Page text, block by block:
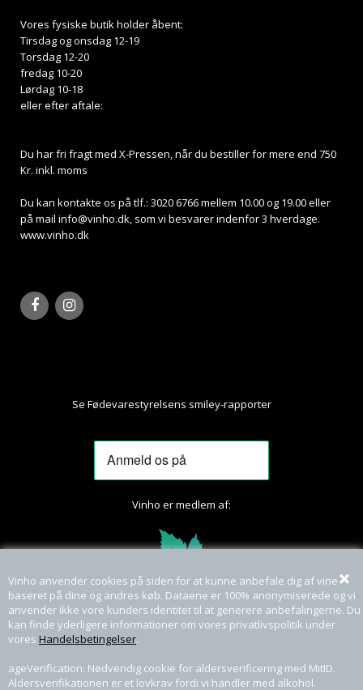
Vinho anvender cookies på siden for at kunne anbefale dig af vine
baseret på dine og andres køb. Dataene er 100% anonymiserede og vi
anvender ikke vore kunders identitet til at generere anbefalingerne. Du
kan finde yderligere informationer om vores privatlivspolitik under
vores Handelsbetingelser.
ageVerification: Nødvendig cookie for aldersverificering med MitID.
Aldersverifikationen er et lovkrav fordi vi handler med alkohol.
Vores fysiske butik holder åbent:
Tirsdag og onsdag 12-19
Torsdag 12-20
fredag 10-20
Lørdag 10-18
eller efter aftale:
Du har fri fragt med X-Pressen, når du bestiller for mere end 750
Kr. inkl. moms
Du kan kontakte os på tlf.: 3020 6766 mellem 10.00 og 19.00 eller
på mailinfo@vinho.dk, som vi besvarer indenfor 3 hverdage.
www.vinho.dk
Se Fødevarestyrelsens smiley-rapporterHer
Vinho er medlem af: